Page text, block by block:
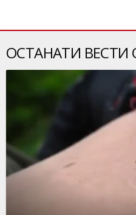
ОСТАНАТИ ВЕСТИ